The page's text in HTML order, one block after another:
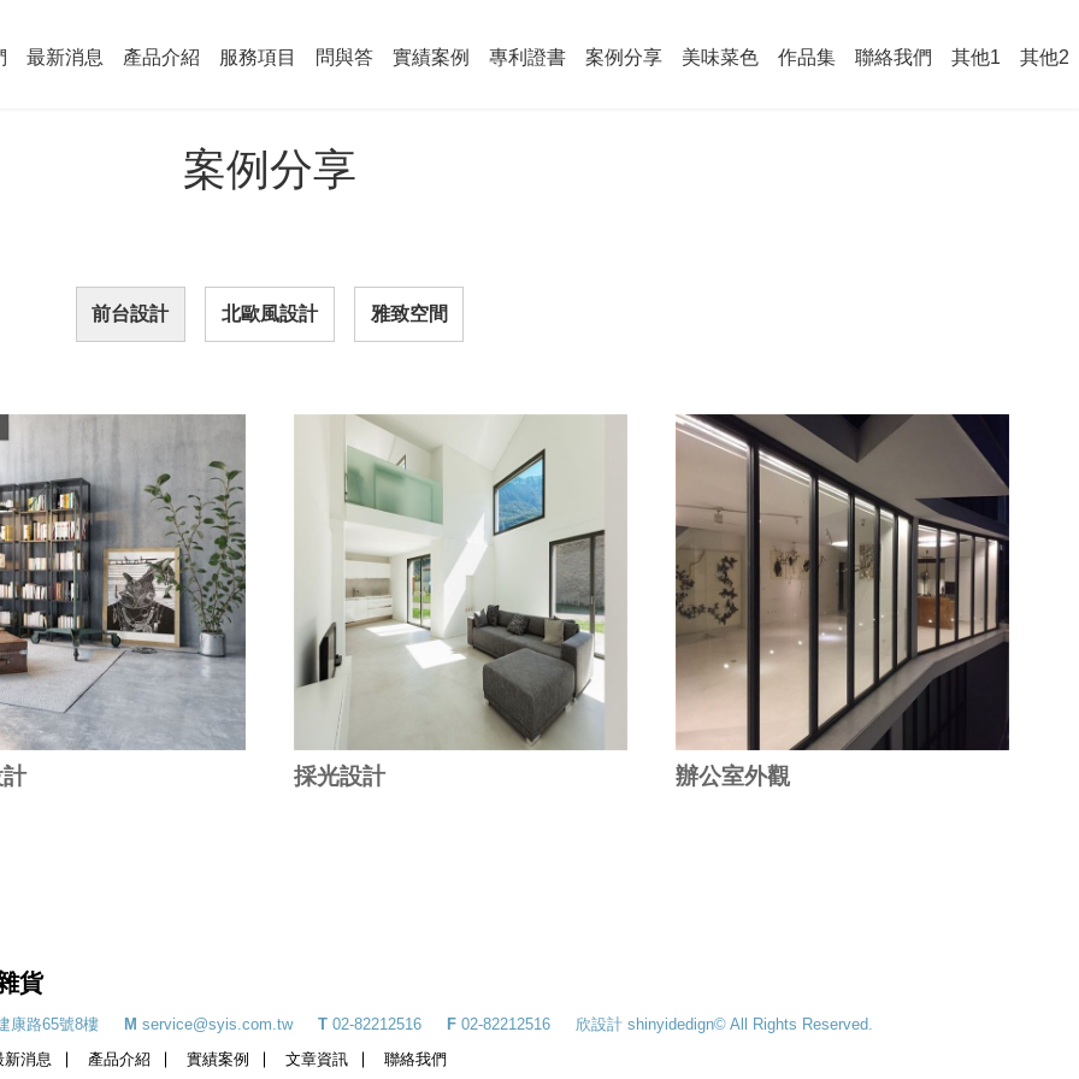
最新消息 產品介紹 服務項目 問與答 實績案例 專利證書 案例分享 美味菜色 作品集 聯絡我們 其他1 其他2
案例分享
前台設計 北歐風設計 雅致空間
採光設計 辦公室外觀
貨
康路65號8樓 M service@syis.com.twT 02-82212516 F 02-82212516 欣設計 shinyidedign© All Rights Reserved.
新消息
產品介紹 實績案例 文章資訊 聯絡我們